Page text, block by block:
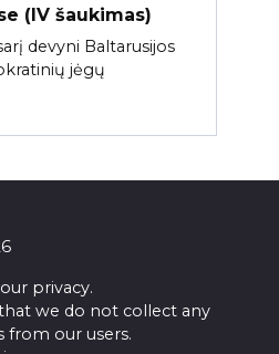
(IV šaukimas)
devyni Baltarusijos
jėgų
privacy.
we do not collect any
from our users.